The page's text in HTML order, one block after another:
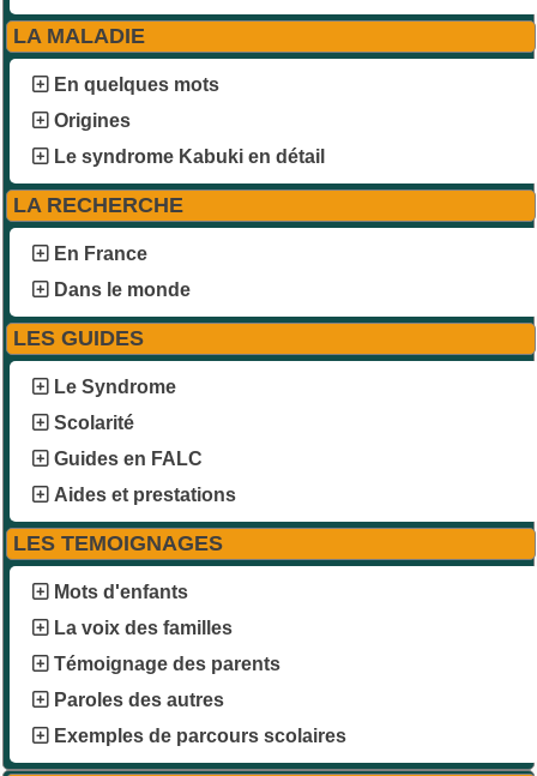
LA MALADIE
En quelques mots
Origines
Le syndrome Kabuki en détail
LA RECHERCHE
En France
Dans le monde
LES GUIDES
Le Syndrome
Scolarité
Guides en FALC
Aides et prestations
LES TEMOIGNAGES
Mots d'enfants
La voix des familles
Témoignage des parents
Paroles des autres
Exemples de parcours scolaires